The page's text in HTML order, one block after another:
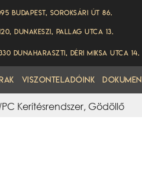
Budapest, Soroksári út 86.
Dunakeszi, Pallag utca 13.
Dunaharaszti, Déri Miksa utca 14.
Viszonteladóink
Kerítésrendszer, Gödöllő